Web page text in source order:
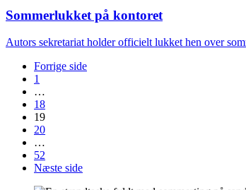
Sommerlukket på kontoret
Autors sekretariat holder officielt lukket hen over
Forrige side
1
…
18
19
20
…
52
Næste side